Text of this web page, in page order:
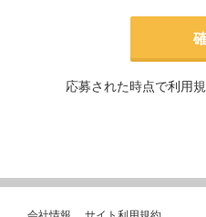
応募された時点で利用